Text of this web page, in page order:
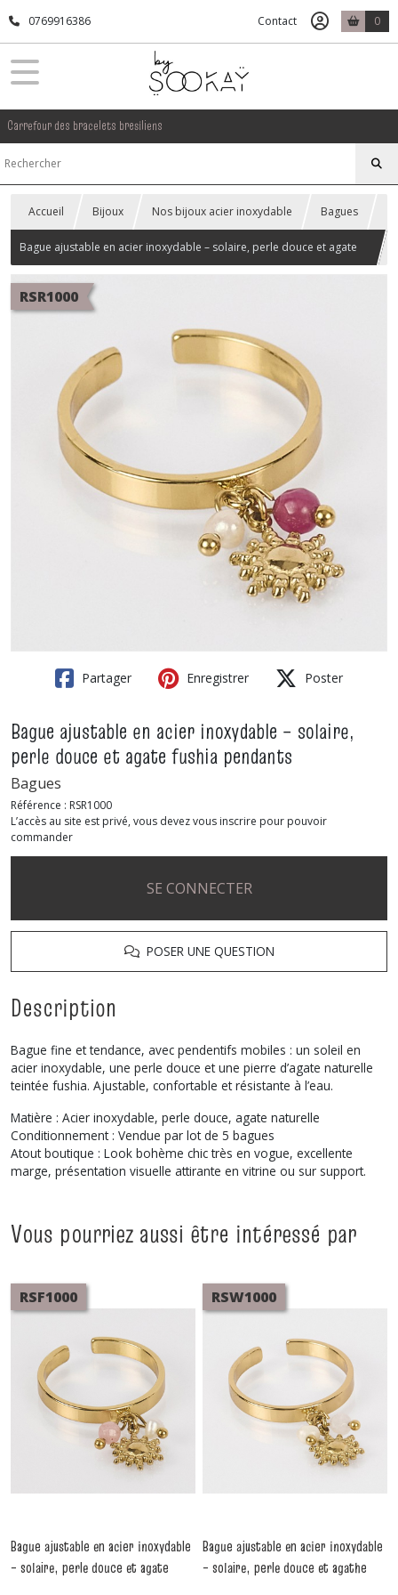
0769916386 Contact 0
Carrefour des bracelets bresiliens
Accueil Bijoux Nos bijoux acier inoxydable Bagues
Bague ajustable en acier inoxydable – solaire, perle douce et agate
fushia pendants
RSR1000
Partager Enregistrer Poster
Bague ajustable en acier inoxydable – solaire,
perle douce et agate fushia pendants
Bagues
Référence : RSR1000
L’accès au site est privé, vous devez vous inscrire pour pouvoir
commander
SE CONNECTER
POSER UNE QUESTION
Description
Bague fine et tendance, avec pendentifs mobiles : un soleil en
acier inoxydable, une perle douce et une pierre d’agate naturelle
teintée fushia. Ajustable, confortable et résistante à l’eau.
Matière : Acier inoxydable, perle douce, agate naturelle
Conditionnement : Vendue par lot de 5 bagues
Atout boutique : Look bohème chic très en vogue, excellente
marge, présentation visuelle attirante en vitrine ou sur support.
Vous pourriez aussi être intéressé par
RSF1000
Bague ajustable en acier inoxydable
– solaire, perle douce et agate
RSW1000
Bague ajustable en acier inoxydable
– solaire, perle douce et agathe